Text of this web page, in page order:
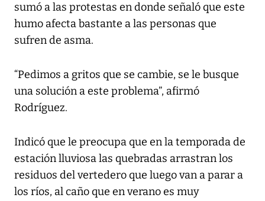
sumó a las protestas en donde señaló que este
humo afecta bastante a las personas que
sufren de asma.
“Pedimos a gritos que se cambie, se le busque
una solución a este problema”, afirmó
Rodríguez.
Indicó que le preocupa que en la temporada de
estación lluviosa las quebradas arrastran los
residuos del vertedero que luego van a parar a
los ríos, al caño que en verano es muy